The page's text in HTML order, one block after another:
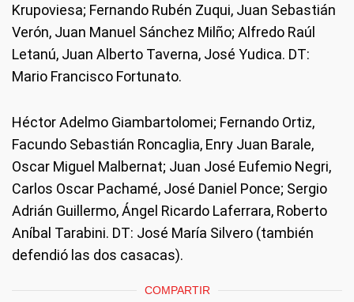
Krupoviesa; Fernando Rubén Zuqui, Juan Sebastián
Verón, Juan Manuel Sánchez Milño; Alfredo Raúl
Letanú, Juan Alberto Taverna, José Yudica. DT:
Mario Francisco Fortunato.
Héctor Adelmo Giambartolomei; Fernando Ortiz,
Facundo Sebastián Roncaglia, Enry Juan Barale,
Oscar Miguel Malbernat; Juan José Eufemio Negri,
Carlos Oscar Pachamé, José Daniel Ponce; Sergio
Adrián Guillermo, Ángel Ricardo Laferrara, Roberto
Aníbal Tarabini. DT: José María Silvero (también
defendió las dos casacas).
COMPARTIR